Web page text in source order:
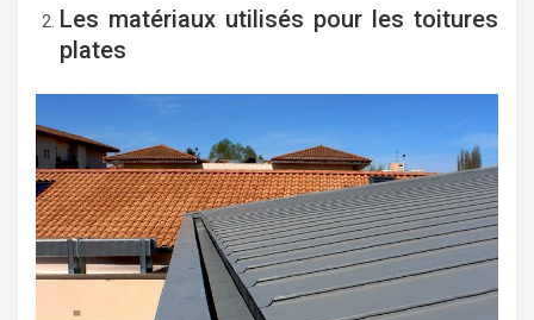
Les matériaux utilisés pour les toitures
plates